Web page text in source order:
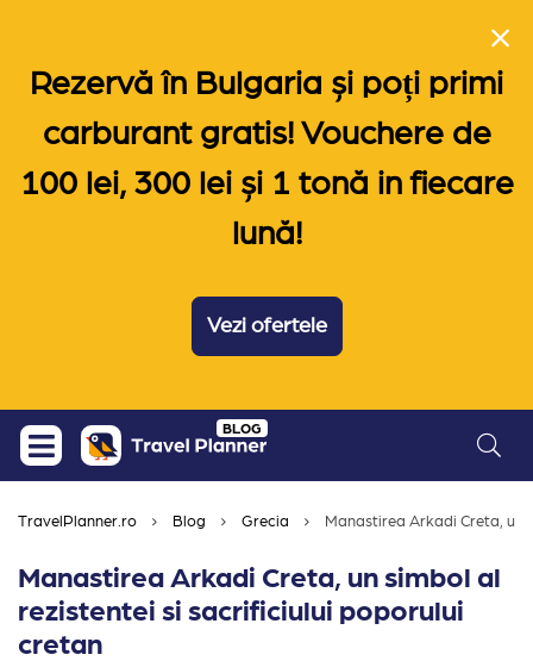
Rezervă în Bulgaria și poți primi
carburant gratis! Vouchere de
100 lei, 300 lei și 1 tonă in fiecare
lună!
Vezi ofertele
Skip
content
BLOG
TravelPlanner.ro Blog Grecia Manastirea Arkadi Creta, un
Manastirea Arkadi Creta, un simbol al
rezistentei si sacrificiului poporului
cretan